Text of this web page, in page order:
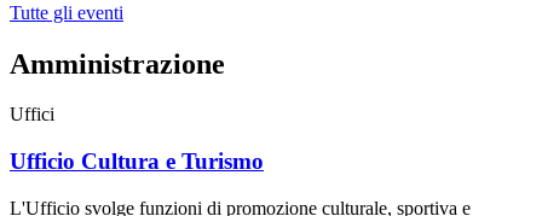
Tutte gli eventi
Amministrazione
Uffici
Ufficio Cultura e Turismo
L'Ufficio svolge funzioni di promozione culturale, sportiva e